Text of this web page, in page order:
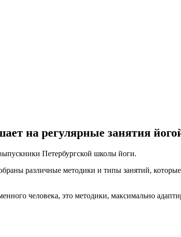
на регулярные занятия
Петербургской школы йоги.
различные методики и типы занятий,
человека, это методики, максимально